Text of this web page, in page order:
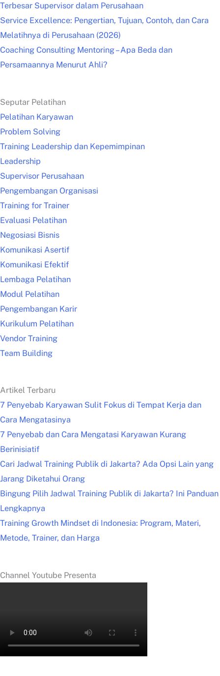
Terbesar Supervisor dalam Perusahaan
Service Excellence: Pengertian, Tujuan, Contoh, dan Cara
Melatihnya di Perusahaan (2026)
Coaching Consulting Mentoring – Apa Beda dan
Persamaannya Menurut Ahli?
Seputar Pelatihan
Pelatihan Karyawan
Problem Solving
Training Leadership dan Kepemimpinan
Leadership
Supervisor Perusahaan
Pengembangan Organisasi
Training for Trainer
Evaluasi Pelatihan
Negosiasi Bisnis
Komunikasi Asertif
Komunikasi Efektif
Lembaga Pelatihan
Modul Pelatihan
Pengembangan Karir
Kurikulum Pelatihan
Vendor Training
Team Building
Artikel Terbaru
7 Penyebab Karyawan Sulit Fokus di Tempat Kerja dan
Cara Mengatasinya
7 Penyebab dan Cara Mengatasi Karyawan Kurang
Berinisiatif
Cari Jadwal Training Publik di Jakarta? Ada Opsi Lain yang
Jarang Diketahui Orang
Bingung Pilih Jadwal Training Publik di Jakarta? Ini Panduan
Lengkapnya
Training Growth Mindset di Indonesia: Program, Materi,
Metode, Trainer, dan Harga
Channel Youtube Presenta